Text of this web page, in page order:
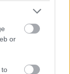
or
to
σε